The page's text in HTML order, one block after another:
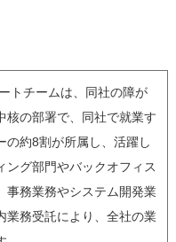
トチームは、同社の障が
核の部署で、同社で就業す
の約8割が所属し、活躍し
ング部門やバックオフィス
事務業務やシステム開発業
業務受託により、全社の業